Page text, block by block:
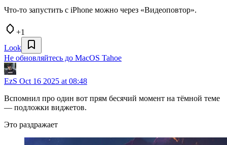
Что-то запустить с iPhone можно через «Видеоповтор».
+1
Look
Не обновляйтесь до MacOS Tahoe
EzS Oct 16 2025 at 08:48
Вспомнил про один вот прям бесячий момент на тёмной теме
— подложки виджетов.
Это раздражает